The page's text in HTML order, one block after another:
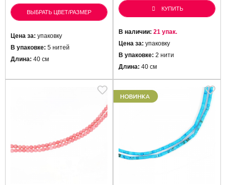
ВЫБРАТЬ ЦВЕТ/РАЗМЕР
Цена за: упаковку
В упаковке: 5 нитей
Длина: 40 см
КУПИТЬ
В наличии: 21 упак.
Цена за: упаковку
В упаковке: 2 нити
Длина: 40 см